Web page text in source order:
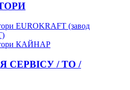
EUROKRAFT (завод
КАЙНАР
СЕРВІСУ / ТО /